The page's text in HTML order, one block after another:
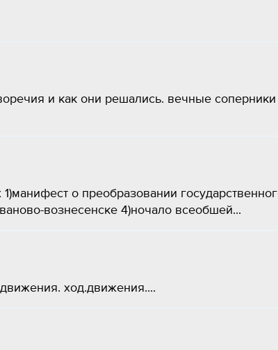
и как они решались. вечные соперники
о преобразовании
вознесенске 4)ночало всеобшей...
ход.движения....